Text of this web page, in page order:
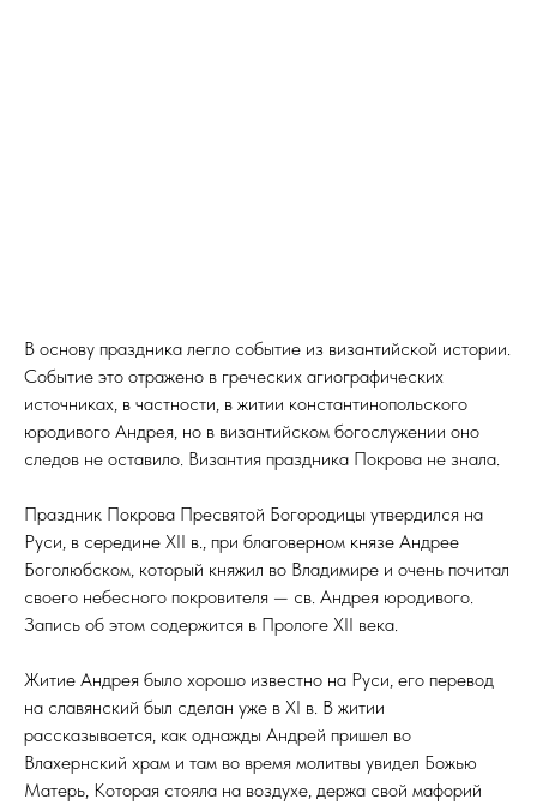
В основу праздника легло событие из византийской истории.
Событие это отражено в греческих агиографических
источниках, в частности, в житии константинопольского
юродивого Андрея, но в византийском богослужении оно
следов не оставило. Византия праздника Покрова не знала.
Праздник Покрова Пресвятой Богородицы утвердился на
Руси, в середине XII в., при благоверном князе Андрее
Боголюбском, который княжил во Владимире и очень почитал
своего небесного покровителя — св. Андрея юродивого.
Запись об этом содержится в Прологе XII века.
Житие Андрея было хорошо известно на Руси, его перевод
на славянский был сделан уже в XI в. В житии
рассказывается, как однажды Андрей пришел во
Влахернский храм и там во время молитвы увидел Божью
Матерь, Которая стояла на воздухе, держа свой мафорий